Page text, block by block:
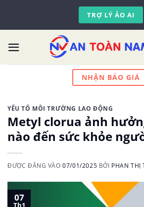
content
TRỢ LÝ ẢO AI
NHẬN BÁO GIÁ
YẾU TỐ MÔI TRƯỜNG LAO ĐỘNG
Metyl clorua ảnh
nào đến sức khỏe
ĐƯỢC ĐĂNG VÀO07/01/2025 BỞI PHAN THỊ
07
Th1